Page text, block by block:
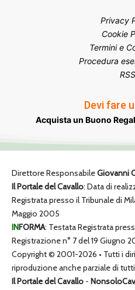
Privacy
Cookie
Termini e
Procedura
RSS
Devi fare
Acquista un Buono
Direttore ResponsabileGiovanni
Il Portale del Cavallo: Data di
Registrata presso il Tribunale di
Maggio 2005
INFORMA: Testata Registrata
Registrazione n° 7 del 19 Giugno
Copyright © 2001-2026 • Tutti i
riproduzione anche parziale di
Il Portale del Cavallo -